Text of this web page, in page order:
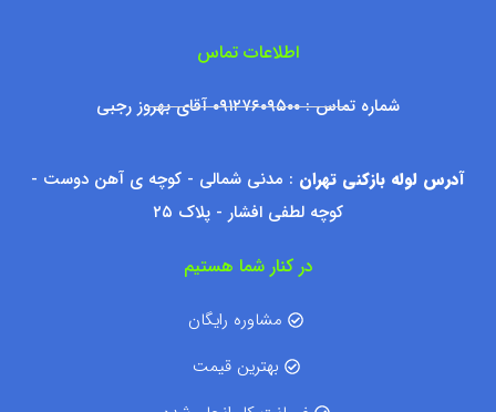
اطلاعات تماس
شماره تماس : ۰۹۱۲۷۶۰۹۵۰۰ آقای بهروز رجبی
آدرس لوله بازکنی تهران : مدنی شمالی - کوچه ی آهن دوست -
کوچه لطفی افشار - پلاک ۲۵
در کنار شما هستیم
مشاوره رایگان
بهترین قیمت